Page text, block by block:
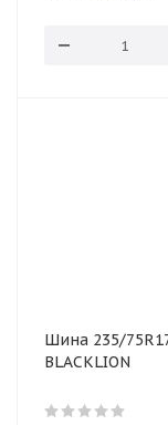
Шина 235/
BLACKLION